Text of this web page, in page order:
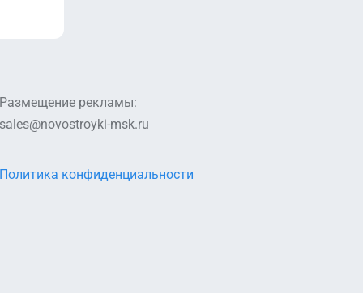
Размещение рекламы:
sales@novostroyki-msk.ru
Политика конфиденциальности